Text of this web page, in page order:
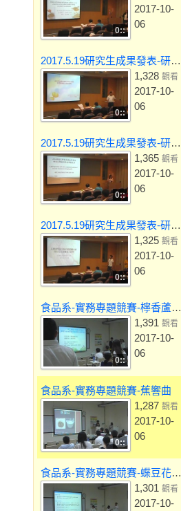
0::
2017-10-
06
2017.5.19研究生成果發表-研究生黃俊霖
0::
1,328 觀看
2017-10-
06
2017.5.19研究生成果發表-研究生邱珮雯
0::
1,365 觀看
2017-10-
06
2017.5.19研究生成果發表-研究生林士邁
0::
1,325 觀看
2017-10-
06
食品系-實務專題競賽-檸香蘆薈泡芙
0::
1,391 觀看
2017-10-
06
食品系-實務專題競賽-蕉響曲
0::
1,287 觀看
2017-10-
06
食品系-實務專題競賽-蝶豆花麵條之研究
1,301 觀看
2017-10-